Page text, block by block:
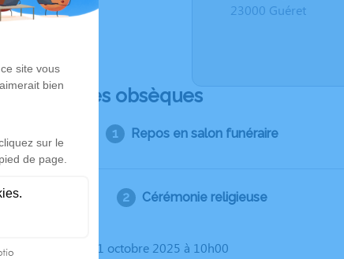
23000 Guéret
Déroulé des obsèques
Repos en salon funéraire
Cérémonie religieuse
Le mardi 21 octobre 2025 à 10h00